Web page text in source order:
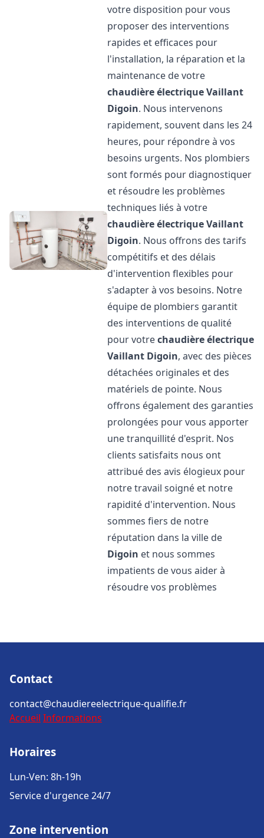
votre disposition pour vous
proposer des interventions
rapides et efficaces pour
l'installation, la réparation et la
maintenance de votre
chaudière électrique Vaillant
Digoin. Nous intervenons
rapidement, souvent dans les 24
heures, pour répondre à vos
besoins urgents. Nos plombiers
sont formés pour diagnostiquer
et résoudre les problèmes
techniques liés à votre
chaudière électrique Vaillant
Digoin. Nous offrons des tarifs
compétitifs et des délais
d'intervention flexibles pour
s'adapter à vos besoins. Notre
équipe de plombiers garantit
des interventions de qualité
pour votrechaudière électrique
Vaillant Digoin, avec des pièces
détachées originales et des
matériels de pointe. Nous
offrons également des garanties
prolongées pour vous apporter
une tranquillité d'esprit. Nos
clients satisfaits nous ont
attribué des avis élogieux pour
notre travail soigné et notre
rapidité d'intervention. Nous
sommes fiers de notre
réputation dans la ville de
Digoin et nous sommes
impatients de vous aider à
résoudre vos problèmes
Contact
contact@chaudiereelectrique-qualifie.fr
Accueil Informations
Horaires
Lun-Ven: 8h-19h
Service d'urgence 24/7
Zone intervention